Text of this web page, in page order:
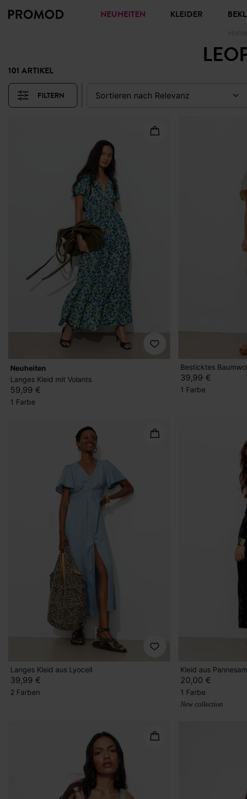
NEUHEITEN KLEIDER
101 ARTIKEL
FILTERN sortieren nach relevanz
Neuheiten
Langes Kleid mit Volants
59,99 €
1 Farbe
Besticktes
39,99 €
1 Farbe
Langes Kleid aus Lyocell
39,99 €
2 Farben
Kleid aus
20,00 €
1 Farbe
New collection